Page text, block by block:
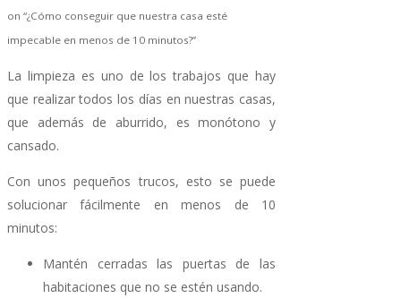
on “¿Cómo conseguir que nuestra casa esté
impecable en menos de 10 minutos?”
La limpieza es uno de los trabajos que hay
que realizar todos los días en nuestras casas,
que además de aburrido, es monótono y
cansado.
Con unos pequeños trucos, esto se puede
solucionar fácilmente en menos de 10
minutos:
Mantén cerradas las puertas de las
habitaciones que no se estén usando.